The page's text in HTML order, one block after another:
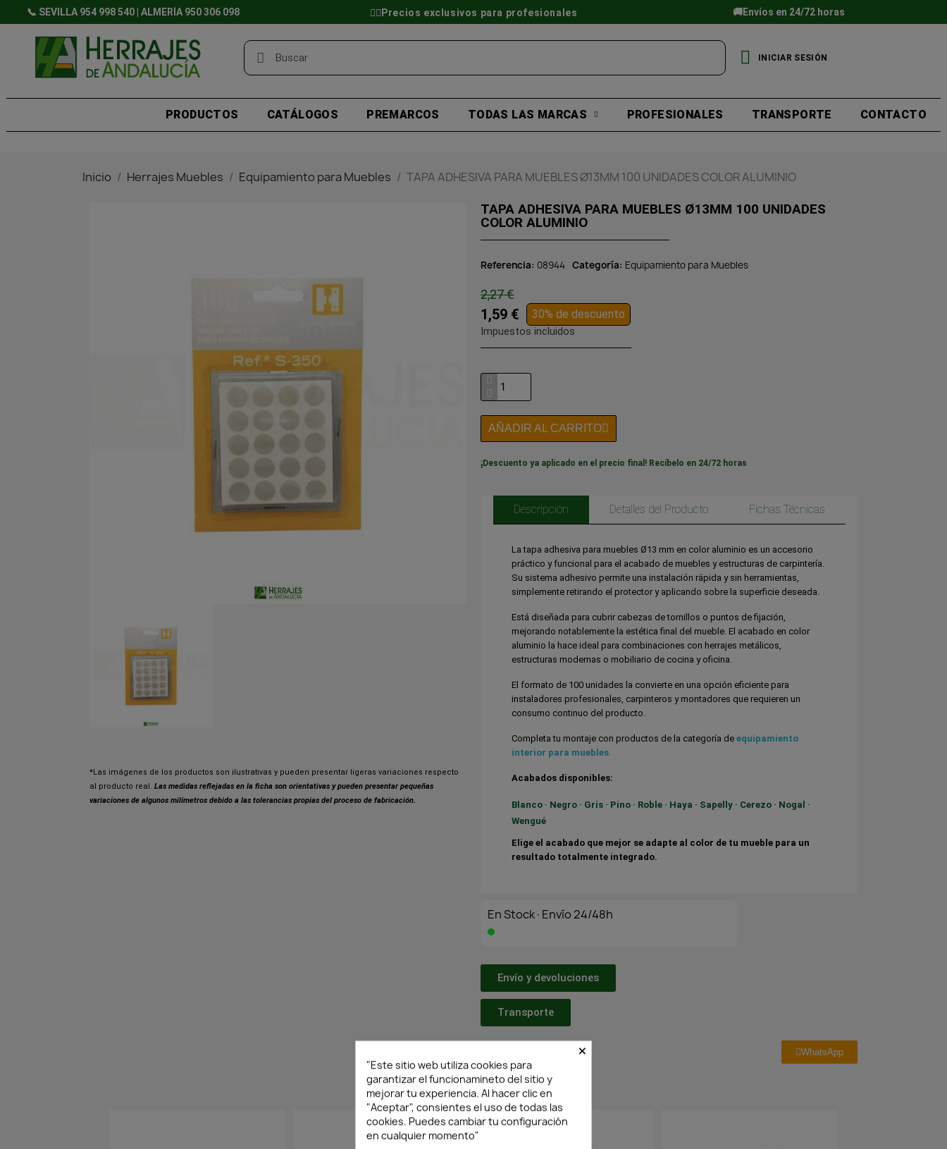
📞 SEVILLA 954 998 540 | ALMERÍA 950 306 098 👷‍♂️Precios exclusivos para profesionales 🚚Envíos en 24/72 horas
INICIAR SESIÓN
PRODUCTOS CATÁLOGOS PREMARCOS TODAS LAS MARCAS PROFESIONALES TRANSPORTE CONTACTO
Inicio Herrajes Muebles Equipamiento para Muebles TAPA ADHESIVA PARA MUEBLES Ø13MM 100 UNIDADES COLOR ALUMINIO
*Las imágenes de los productos son ilustrativas y pueden presentar ligeras variaciones respecto
al producto real. Las medidas reflejadas en la ficha son orientativas y pueden presentar pequeñas
variaciones de algunos milímetros debido a las tolerancias propias del proceso de fabricación.
TAPA ADHESIVA PARA MUEBLES Ø13MM 100 UNIDADES
COLOR ALUMINIO
Referencia 08944 Categoría Equipamiento para Muebles
2,27 €
1,59 € 30% de descuento
Impuestos incluidos
AÑADIR AL CARRITO
¡Descuento ya aplicado en el precio final! Recíbelo en 24/72 horas
Descripción Detalles del Producto Fichas Técnicas
La tapa adhesiva para muebles Ø13 mm en color aluminio es un accesorio
práctico y funcional para el acabado de muebles y estructuras de carpintería.
Su sistema adhesivo permite una instalación rápida y sin herramientas,
simplemente retirando el protector y aplicando sobre la superficie deseada.
Está diseñada para cubrir cabezas de tornillos o puntos de fijación,
mejorando notablemente la estética final del mueble. El acabado en color
aluminio la hace ideal para combinaciones con herrajes metálicos,
estructuras modernas o mobiliario de cocina y oficina.
El formato de 100 unidades la convierte en una opción eficiente para
instaladores profesionales, carpinteros y montadores que requieren un
consumo continuo del producto.
Completa tu montaje con productos de la categoría de equipamiento
interior para muebles.
Acabados disponibles:
Blanco· Negro· Gris · Pino· Roble· Haya · Sapelly · Cerezo · Nogal ·
Wengué
Elige el acabado que mejor se adapte al color de tu mueble para un
resultado totalmente integrado.
En Stock·Envío 24/48h
Envío y devoluciones
Transporte
WhatsApp
PRODUCTOS RELACIONADOS
×
"Este sitio web utiliza cookies para
garantizar el funcionamineto del sitio y
mejorar tu experiencia. Al hacer clic en
"Aceptar", consientes el uso de todas las
cookies. Puedes cambiar tu configuración
en cualquier momento"